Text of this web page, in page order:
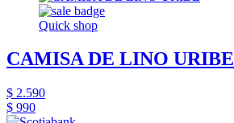
Quick shop
CAMISA DE LINO URIBE
$ 2.590
$ 990